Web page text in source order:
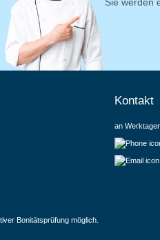
Sie werden
Kontakt
an
Bonitätsprüfung möglich.